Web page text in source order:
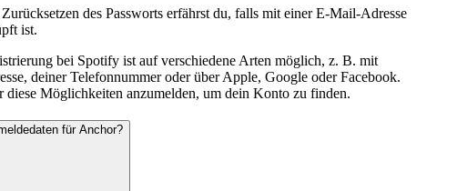
des Passworts erfährst du, falls mit einer E-Mail-Adresse
ist.
bei Spotify ist auf verschiedene Arten möglich, z. B. mit
deiner Telefonnummer oder über Apple, Google oder Facebook.
diese Möglichkeiten anzumelden, um dein Konto zu finden.
für Anchor?